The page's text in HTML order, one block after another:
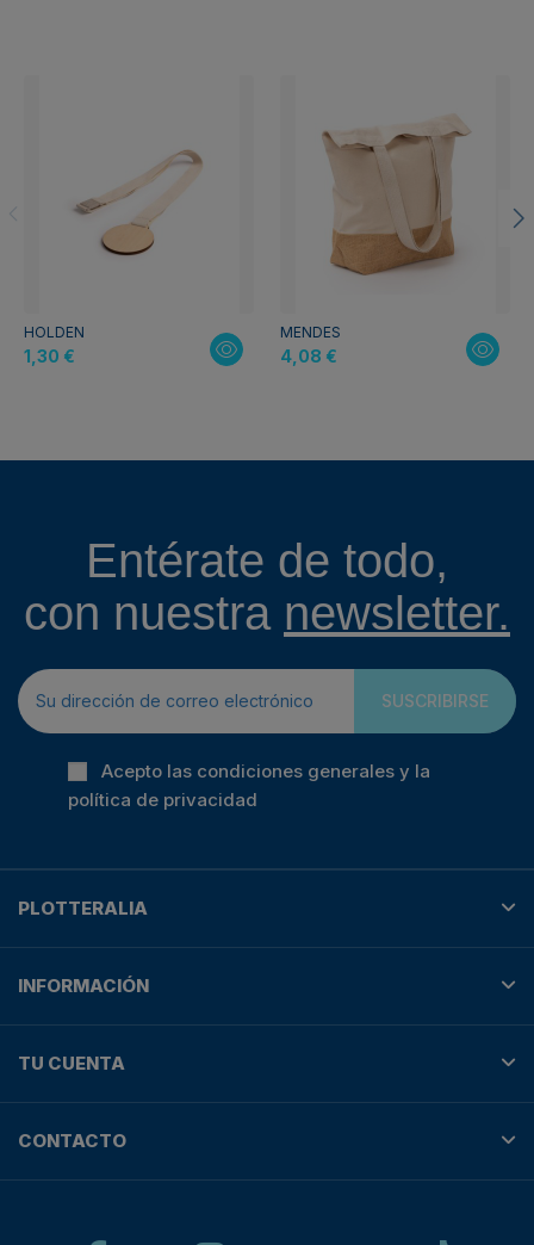
HOLDEN
1,30 €
MENDES
4,08 €
Entérate de todo,
con nuestra newsletter.
SUSCRIBIRSE
Acepto las condiciones generales y la
política de privacidad
PLOTTERALIA
INFORMACIÓN
TU CUENTA
CONTACTO